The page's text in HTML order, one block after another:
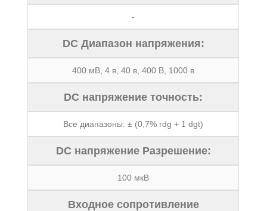
-
DC Диапазон напряжения:
400 мВ, 4 в, 40 в, 400 В, 1000 в
DC напряжение точность:
Все диапазоны: ± (0,7% rdg + 1 dgt)
DC напряжение Разрешение:
100 мкВ
Входное сопротивление